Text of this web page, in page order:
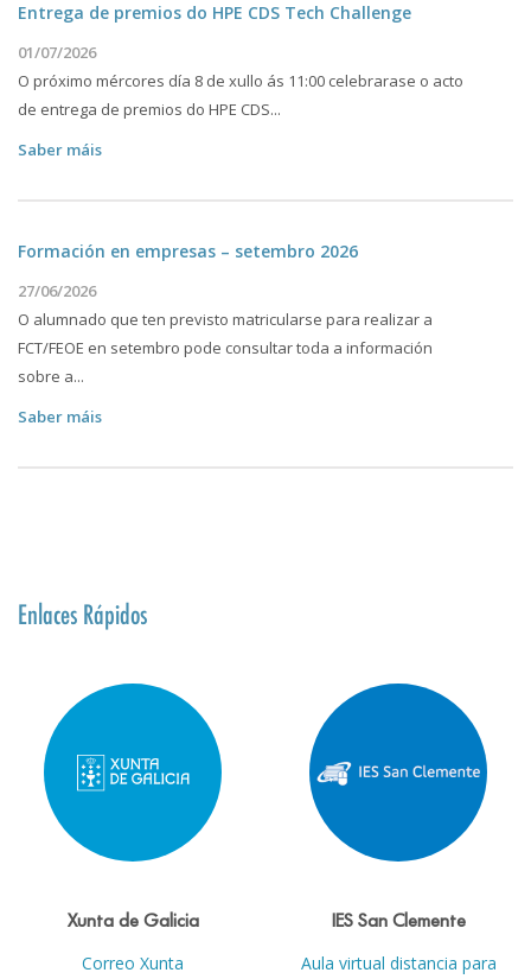
Entrega de premios do HPE CDS Tech Challenge
01/07/2026
O próximo mércores día 8 de xullo ás 11:00 celebrarase o acto
de entrega de premios do HPE CDS...
Saber máis
Formación en empresas – setembro 2026
27/06/2026
O alumnado que ten previsto matricularse para realizar a
FCT/FEOE en setembro pode consultar toda a información
sobre a...
Saber máis
Enlaces Rápidos
Xunta de Galicia
Correo Xunta
IES San Clemente
Aula virtual distancia para